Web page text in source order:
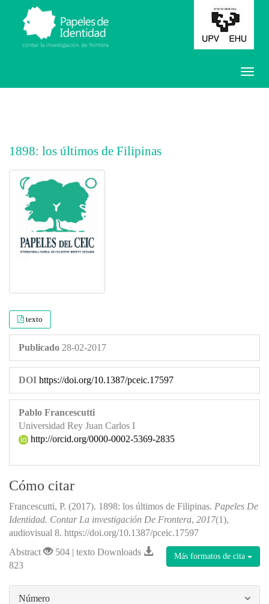
1898: los últimos de Filipinas
##plugins.themes.bootstrap3.article.main##
texto
Publicado 28-02-2017
DOI https://doi.org/10.1387/pceic.17597
Pablo Francescutti
Universidad Rey Juan Carlos I
http://orcid.org/0000-0002-5369-2835
Cómo citar
Francescutti, P. (2017). 1898: los últimos de Filipinas. Papeles De
Identidad. Contar La investigación De Frontera, 2017(1),
audiovisual 8. https://doi.org/10.1387/pceic.17597
Más formatos de cita
Abstract
504 | texto Downloads
823
Número